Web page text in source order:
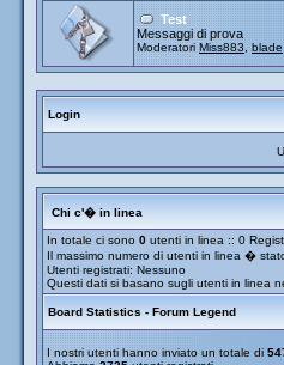
Test
Messaggi di prova
Moderatori Miss883 blade
Login
Chi c'� in linea
In totale ci sono 0 utenti in linea :: 0
Il massimo numero di utenti in linea �
Utenti registrati: Nessuno
Questi dati si basano sugli utenti in linea
Board Statistics - Forum Legend
I nostri utenti hanno inviato un totale di